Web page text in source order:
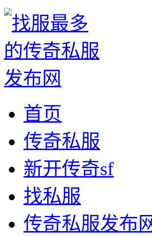
首页
传奇私服
新开传奇sf
找私服
传奇私服发布